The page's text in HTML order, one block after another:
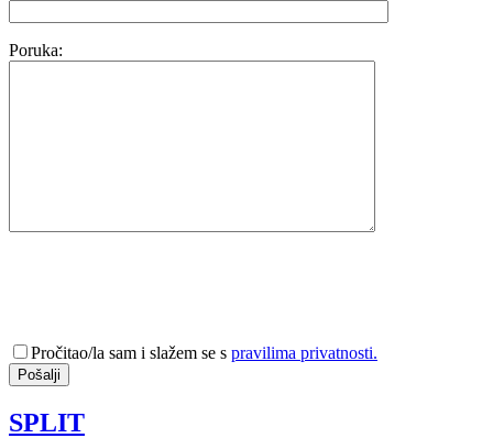
Poruka:
Pročitao/la sam i slažem se s pravilima privatnosti.
SPLIT